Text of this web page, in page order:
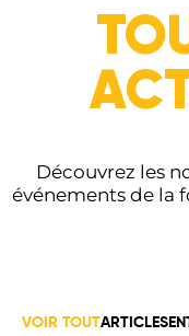
Découvrez les
événements de la
VOIR TOUTARTICLES